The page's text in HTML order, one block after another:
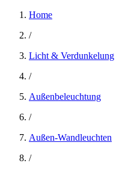
Home
/
Licht & Verdunkelung
/
Außenbeleuchtung
/
Außen-Wandleuchten
/